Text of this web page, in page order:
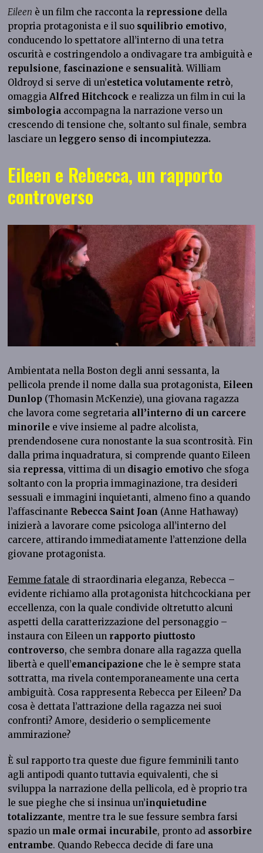
Eileen è un film che racconta la repressione della
propria protagonista e il suo squilibrio emotivo,
conducendo lo spettatore all’interno di una tetra
oscurità e costringendolo a ondivagare tra ambiguità e
repulsione, fascinazione e sensualità. William
Oldroyd si serve di un’estetica volutamente retrò,
omaggiaAlfred Hitchcock e realizza un film in cui la
simbologia accompagna la narrazione verso un
crescendo di tensione che, soltanto sul finale, sembra
lasciare un leggero senso di incompiutezza.
Eileen e Rebecca, un rapporto
controverso
Ambientata nella Boston degli anni sessanta, la
pellicola prende il nome dalla sua protagonista, Eileen
Dunlop (Thomasin McKenzie), una giovana ragazza
che lavora come segretaria all’interno di un carcere
minorile e vive insieme al padre alcolista,
prendendosene cura nonostante la sua scontrosità. Fin
dalla prima inquadratura, si comprende quanto Eileen
sia repressa, vittima di un disagio emotivo che sfoga
soltanto con la propria immaginazione, tra desideri
sessuali e immagini inquietanti, almeno fino a quando
l’affascinante Rebecca Saint Joan (Anne Hathaway)
inizierà a lavorare come psicologa all’interno del
carcere, attirando immediatamente l’attenzione della
giovane protagonista.
Femme fatale di straordinaria eleganza, Rebecca –
evidente richiamo alla protagonista hitchcockiana per
eccellenza, con la quale condivide oltretutto alcuni
aspetti della caratterizzazione del personaggio –
instaura con Eileen un rapporto piuttosto
controverso, che sembra donare alla ragazza quella
libertà e quell’emancipazione che le è sempre stata
sottratta, ma rivela contemporaneamente una certa
ambiguità. Cosa rappresenta Rebecca per Eileen? Da
cosa è dettata l’attrazione della ragazza nei suoi
confronti? Amore, desiderio o semplicemente
ammirazione?
È sul rapporto tra queste due figure femminili tanto
agli antipodi quanto tuttavia equivalenti, che si
sviluppa la narrazione della pellicola, ed è proprio tra
le sue pieghe che si insinua un’inquietudine
totalizzante, mentre tra le sue fessure sembra farsi
spazio un male ormai incurabile, pronto ad assorbire
entrambe. Quando Rebecca decide di fare una